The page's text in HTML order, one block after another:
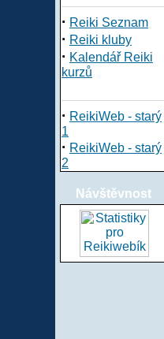
· Reiki Seznam
· Reiki kluby
· Kalendář Reiki
kurzů
· ReikiWeb - starý
1
· ReikiWeb - starý
2
Návštěvnost